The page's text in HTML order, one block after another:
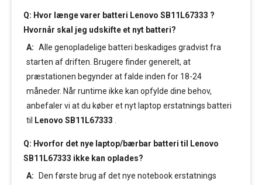
Q: Hvor længe varer batteri Lenovo SB11L67333 ?
Hvornår skal jeg udskifte et nyt batteri?
A: Alle genopladelige batteri beskadiges gradvist fra
starten af driften. Brugere finder generelt, at
præstationen begynder at falde inden for 18-24
måneder. Når runtime ikke kan opfylde dine behov,
anbefaler vi at du køber et nyt laptop erstatnings batteri
til
Lenovo SB11L67333
Q: Hvorfor det nye laptop/bærbar batteri til Lenovo
SB11L67333 ikke kan oplades?
A:
Den første brug af det nye notebook erstatnings